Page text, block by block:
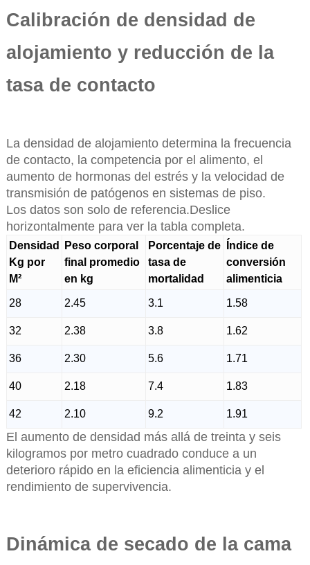
Calibración de densidad de
alojamiento y reducción de la
tasa de contacto
La densidad de alojamiento determina la frecuencia
de contacto, la competencia por el alimento, el
aumento de hormonas del estrés y la velocidad de
transmisión de patógenos en sistemas de piso.
Los datos son solo de referencia.Deslice
horizontalmente para ver la tabla completa.
Densidad
Kg por
M²
Peso corporal
final promedio
en kg
Porcentaje de
tasa de
mortalidad
Índice de
conversión
alimenticia
28 2.45 3.1 1.58
32 2.38 3.8 1.62
36 2.30 5.6 1.71
40 2.18 7.4 1.83
42 2.10 9.2 1.91
El aumento de densidad más allá de treinta y seis
kilogramos por metro cuadrado conduce a un
deterioro rápido en la eficiencia alimenticia y el
rendimiento de supervivencia.
Dinámica de secado de la cama